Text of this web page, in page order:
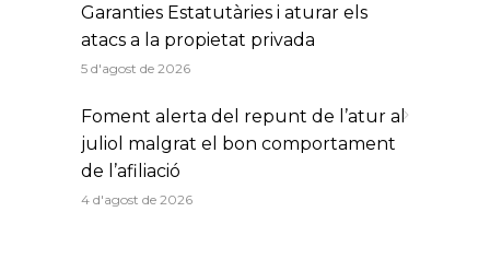
Garanties Estatutàries i aturar els
atacs a la propietat privada
5 d'agost de 2026
Foment alerta del repunt de l’atur al
juliol malgrat el bon comportament
de l’afiliació
4 d'agost de 2026